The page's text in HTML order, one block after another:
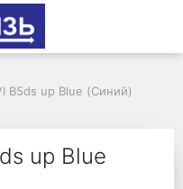
B5ds
B5ds up Blue (Синий)
up Blue